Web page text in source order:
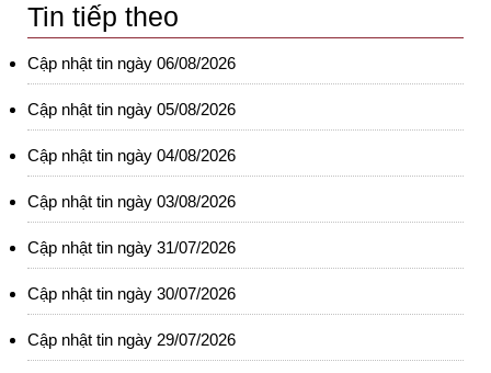
Tin tiếp theo
Cập nhật tin ngày 06/08/2026
Cập nhật tin ngày 05/08/2026
Cập nhật tin ngày 04/08/2026
Cập nhật tin ngày 03/08/2026
Cập nhật tin ngày 31/07/2026
Cập nhật tin ngày 30/07/2026
Cập nhật tin ngày 29/07/2026